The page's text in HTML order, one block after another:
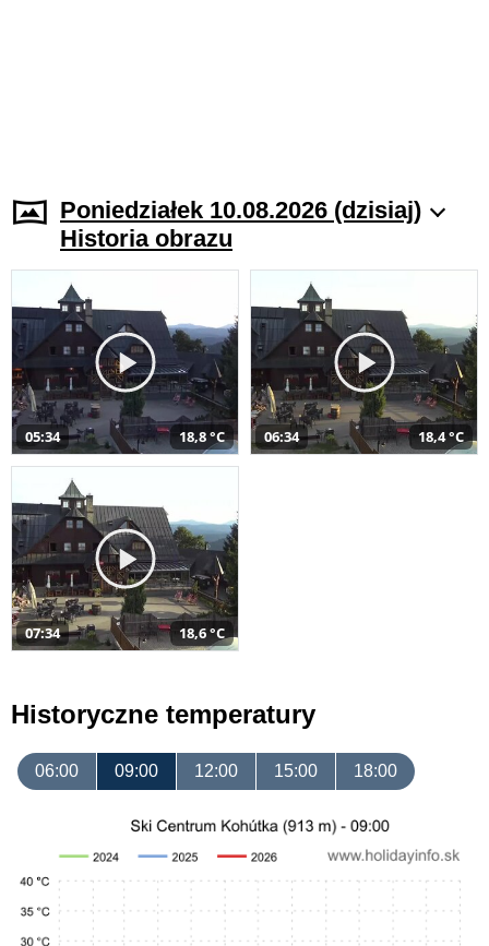
Poniedziałek 10.08.2026 (dzisiaj)
Historia obrazu
05:34 18,8 °C 06:34 18,4 °C
07:34 18,6 °C
Historyczne temperatury
06:00 09:00 12:00 15:00 18:00